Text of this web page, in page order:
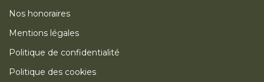
Nos honoraires
Mentions légales
Politique de confidentialité
Politique des cookies